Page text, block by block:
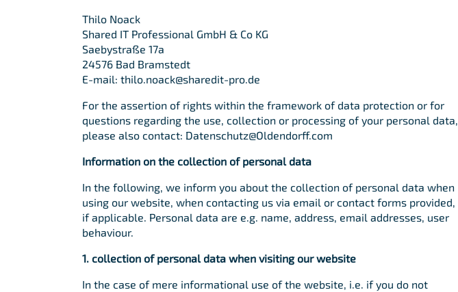
Thilo Noack
Shared IT Professional GmbH & Co KG
Saebystraße 17a
24576 Bad Bramstedt
E-mail: thilo.noack@sharedit-pro.de
For the assertion of rights within the framework of data protection or for
questions regarding the use, collection or processing of your personal data,
please also contact: Datenschutz@Oldendorff.com
Information on the collection of personal data
In the following, we inform you about the collection of personal data when
using our website, when contacting us via email or contact forms provided,
if applicable. Personal data are e.g. name, address, email addresses, user
behaviour.
1. collection of personal data when visiting our website
In the case of mere informational use of the website, i.e. if you do not